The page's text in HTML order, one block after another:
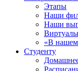
Этапы
Наши
Наши
«В нашем
Студенту